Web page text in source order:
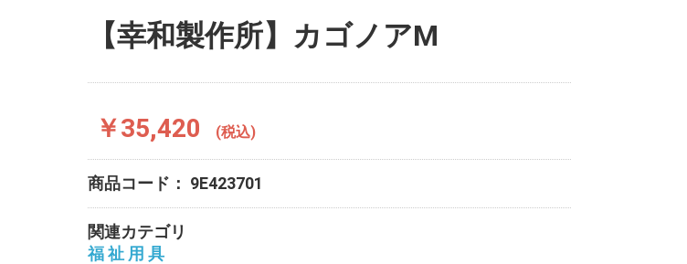
【幸和製作所】カゴノアM
￥35,420 (税込)
商品コード： 9E423701
関連カテゴリ
福 祉 用 具